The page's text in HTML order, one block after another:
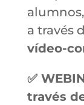
a través
vídeo-
✅
través